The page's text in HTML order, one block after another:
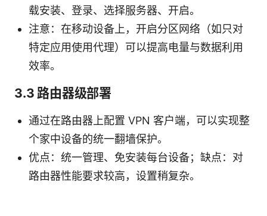
载安装、登录、选择服务器、开启。
注意：在移动设备上，开启分区网络（如只对
特定应用使用代理）可以提高电量与数据利用
效率。
3.3 路由器级部署
通过在路由器上配置 VPN 客户端，可以实现整
个家中设备的统一翻墙保护。
优点：统一管理、免安装每台设备；缺点：对
路由器性能要求较高，设置稍复杂。